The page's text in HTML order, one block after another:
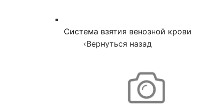
Система взятия венозной крови
‹Вернуться назад